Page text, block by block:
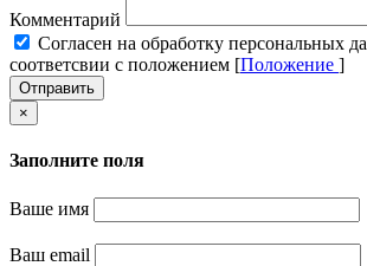
Комментарий
Cогласен на обработку персональных
соответсвии с положением [Положение ]
Отправить
×
Заполните поля
Ваше имя
Ваш email